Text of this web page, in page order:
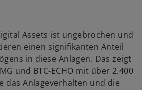
Assets ist ungebrochen und
einen signifikanten Anteil
in diese Anlagen. Das zeigt
und BTC-ECHO mit über 2.400
das Anlageverhalten und die